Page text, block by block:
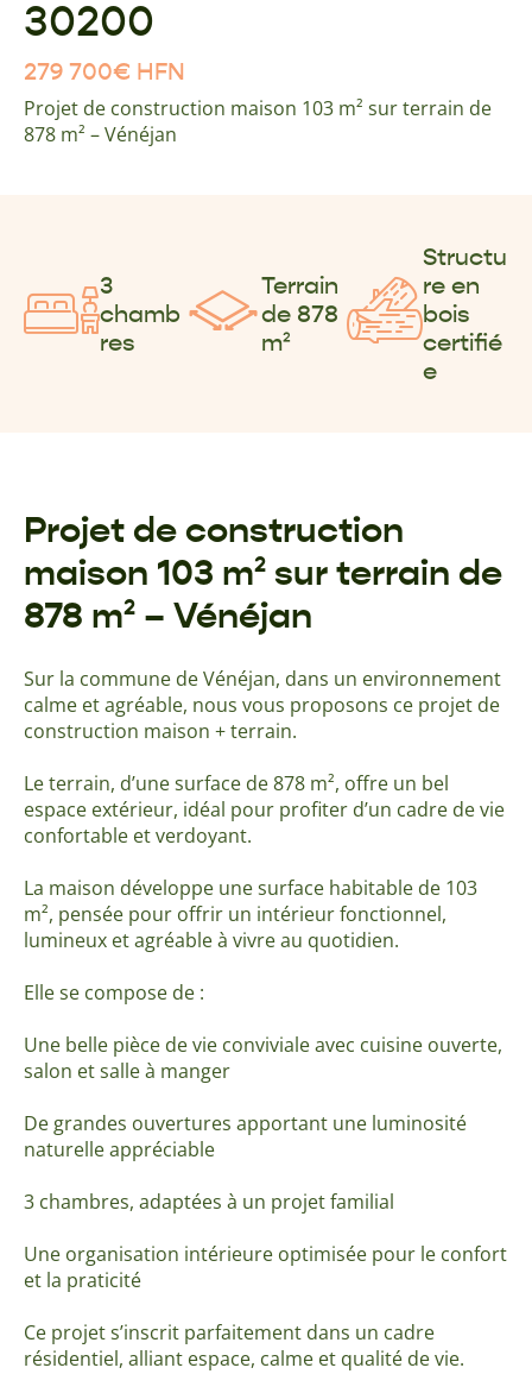
30200
279 700€ HFN
Projet de construction maison 103 m² sur terrain de
878 m² – Vénéjan
3
chamb
res
Terrain
de 878
m²
Structu
re en
bois
certifié
e
Projet de construction
maison 103 m² sur terrain de
878 m² – Vénéjan
Sur la commune de Vénéjan, dans un environnement
calme et agréable, nous vous proposons ce projet de
construction maison + terrain.
Le terrain, d’une surface de 878 m², offre un bel
espace extérieur, idéal pour profiter d’un cadre de vie
confortable et verdoyant.
La maison développe une surface habitable de 103
m², pensée pour offrir un intérieur fonctionnel,
lumineux et agréable à vivre au quotidien.
Elle se compose de :
Une belle pièce de vie conviviale avec cuisine ouverte,
salon et salle à manger
De grandes ouvertures apportant une luminosité
naturelle appréciable
3 chambres, adaptées à un projet familial
Une organisation intérieure optimisée pour le confort
et la praticité
Ce projet s’inscrit parfaitement dans un cadre
résidentiel, alliant espace, calme et qualité de vie.